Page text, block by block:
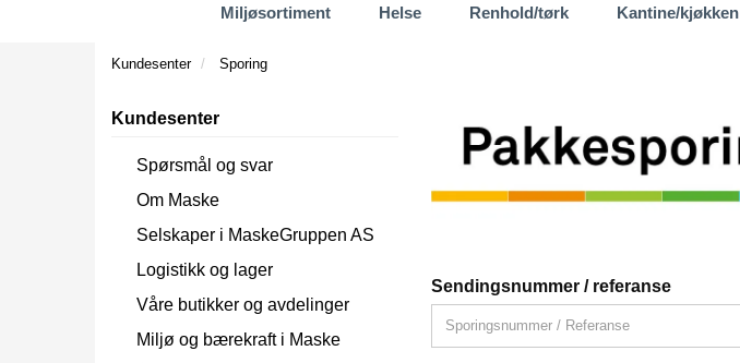
Miljøsortiment Helse Renhold/tørk Kantine/kjøkken
Kundesenter Sporing
Kundesenter
Spørsmål og svar
Om Maske
Selskaper i MaskeGruppen AS
Logistikk og lager
Våre butikker og avdelinger
Miljø og bærekraft i Maske
Sendingsnummer / referanse